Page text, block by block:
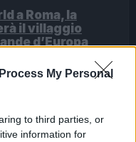
My Personal
to third parties, or
information for
a Roma, la
il villaggio
d’Europa
XXIII arriva